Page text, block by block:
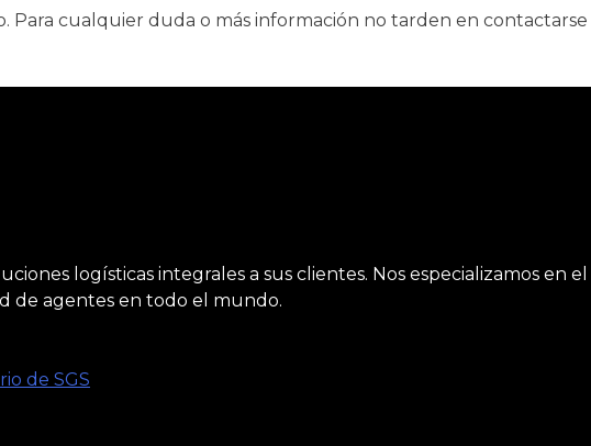
Para cualquier duda o más información no tarden en contactarse
logísticas integrales a sus clientes. Nos especializamos en el
de agentes en todo el mundo.
de SGS